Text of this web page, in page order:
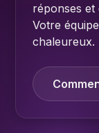
réponses et
Votre
chaleureux.